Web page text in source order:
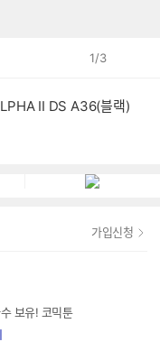
1/3
보유! 코믹툰